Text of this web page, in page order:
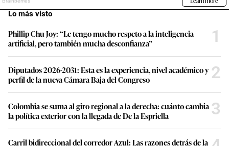
Lo más visto
Phillip Chu Joy: “Le tengo mucho respeto a la inteligencia
artificial, pero también mucha desconfianza”
1
Diputados 2026-2031: Esta es la experiencia, nivel académico y
perfil de la nueva Cámara Baja del Congreso
2
Colombia se suma al giro regional a la derecha: cuánto cambia
la política exterior con la llegada de De la Espriella
3
Carril bidireccional del corredor Azul: Las razones detrás de la